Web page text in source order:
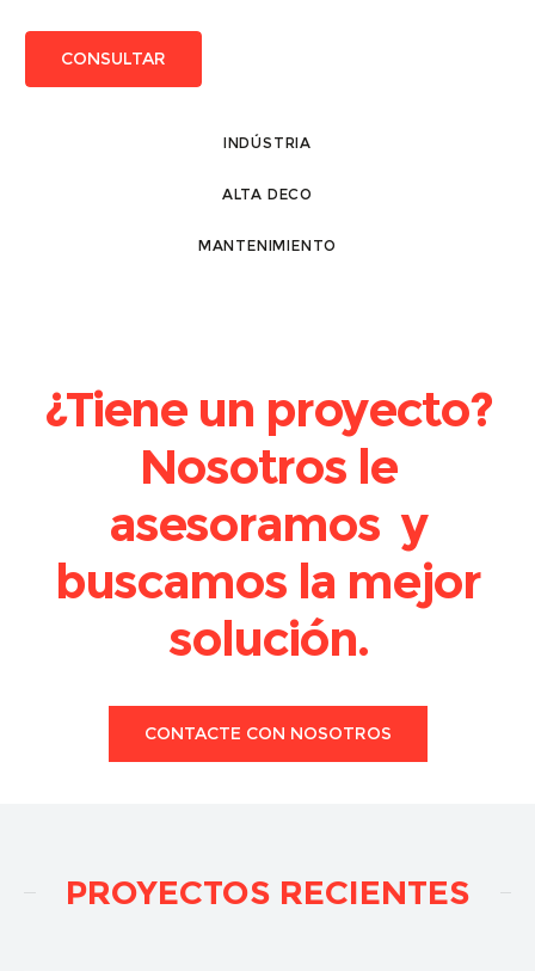
CONSULTAR
INDÚSTRIA
ALTA DECO
MANTENIMIENTO
¿Tiene un proyecto?
Nosotros le
asesoramos y
buscamos la mejor
solución.
CONTACTE CON NOSOTROS
PROYECTOS RECIENTES